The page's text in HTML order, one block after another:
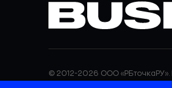
© 2012-2026 ООО «РБточкаРУ».